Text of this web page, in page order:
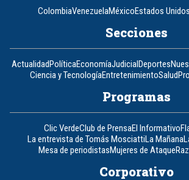
ColombiaVenezuelaMéxicoEstados Unidos
Secciones
ActualidadPolíticaEconomíaJudicialDeportes
Ciencia y TecnologíaEntretenimientoSalud
Programas
Clic VerdeClub de PrensaEl Informativo
La entrevista de Tomás MosciattiLa Mañana
Mesa de periodistasMujeres de Ataque
Corporativo